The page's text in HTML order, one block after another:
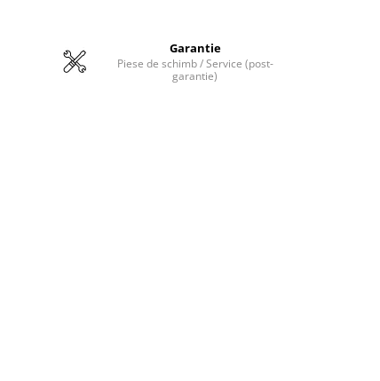
Garantie
Piese de schimb / Service (post-
garantie)